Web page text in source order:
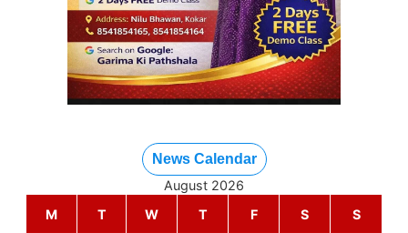
News Calendar
August 2026
M
T W T F S S